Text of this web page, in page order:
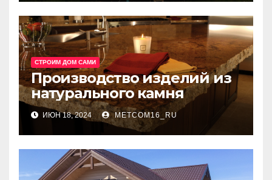
СТРОИМ ДОМ САМИ
Производство изделий из
натурального камня
ИЮН 18, 2024 METCOM16_RU